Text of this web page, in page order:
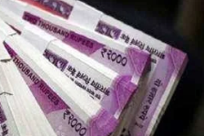
e
म
के
ता
ज़ा
आं
क
ड़ों